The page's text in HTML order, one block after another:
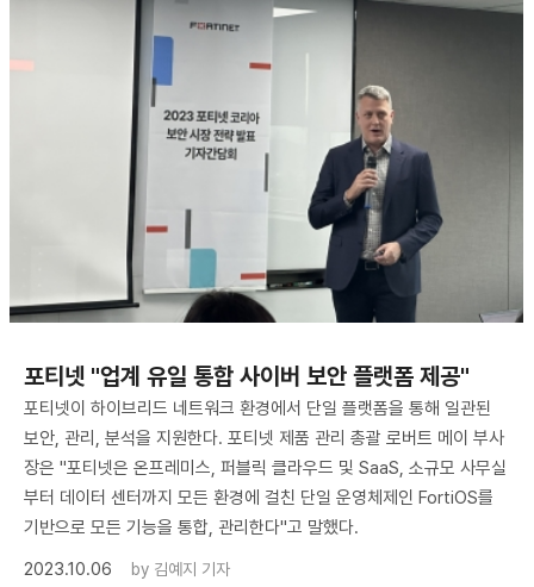
포티넷 "업계 유일 통합 사이버 보안 플랫폼 제공"
포티넷이 하이브리드 네트워크 환경에서 단일 플랫폼을 통해 일관된
보안, 관리, 분석을 지원한다. 포티넷 제품 관리 총괄 로버트 메이 부사
장은 "포티넷은 온프레미스, 퍼블릭 클라우드 및 SaaS, 소규모 사무실
부터 데이터 센터까지 모든 환경에 걸친 단일 운영체제인 FortiOS를
기반으로 모든 기능을 통합, 관리한다"고 말했다.
2023.10.06
by 김예지 기자